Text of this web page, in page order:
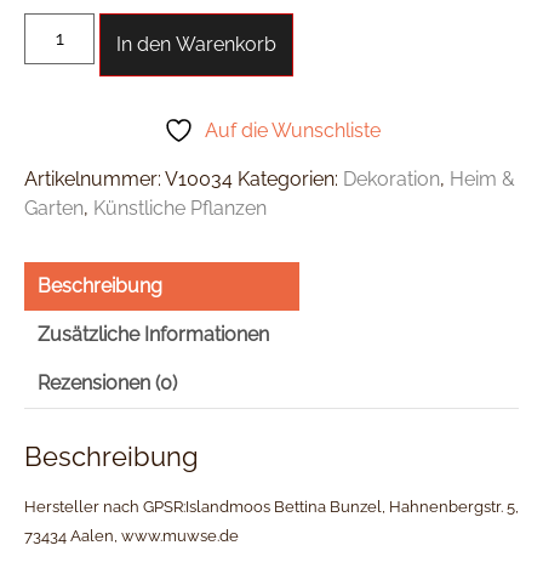
In den Warenkorb
Auf die Wunschliste
Artikelnummer: V10034 Kategorien: Dekoration, Heim &
Garten, Künstliche Pflanzen
Beschreibung
Zusätzliche Informationen
Rezensionen (0)
Beschreibung
Hersteller nach GPSR:Islandmoos Bettina Bunzel, Hahnenbergstr. 5,
73434 Aalen, www.muwse.de